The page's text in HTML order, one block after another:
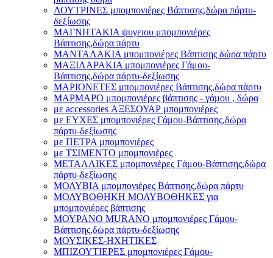
ΛΟΥΤΡΙΝΕΣ μπομπονιέρες Βάπτισης,δώρα πάρτυ-
δεξίωσης
ΜΑΓΝΗΤΑΚΙΑ ψυγειου μπομπονιέρες
Βάπτισης,δώρα πάρτυ
ΜΑΝΤΑΛΑΚΙΑ μπομπονιέρες Βάπτισης δώρα πάρτυ
ΜΑΞΙΛΑΡΑΚΙΑ μπομπονιέρες Γάμου-
Βάπτισης,δώρα πάρτυ-δεξίωσης
ΜΑΡΙΟΝΕΤΕΣ μπομπονιέρες Βάπτισης,δώρα πάρτυ
ΜΑΡΜΑΡΟ μπομπονιέρες βάπτισης - γάμου , δώρα
με accessories ΑΞΕΣΟΥΑΡ μπομπονιέρες
με ΕΥΧΕΣ μπομπονιέρες Γάμου-Βάπτισης,δώρα
πάρτυ-δεξίωσης
με ΠΕΤΡΑ μπομπονιέρες
με ΤΣΙΜΕΝΤΟ μπομπονιέρες
ΜΕΤΑΛΛΙΚΕΣ μπομπονιέρες Γάμου-Βάπτισης,δώρα
πάρτυ-δεξίωσης
ΜΟΛΥΒΙΑ μπομπονιέρες Βάπτισης,δώρα πάρτυ
ΜΟΛΥΒΟΘΗΚΗ ΜΟΛΥΒΟΘΗΚΕΣ για
μπομπονιέρες βάπτισης
ΜΟΥΡΑΝΟ MURANO μπομπονιέρες Γάμου-
Βάπτισης,δώρα πάρτυ-δεξίωσης
ΜΟΥΣΙΚΕΣ-ΗΧΗΤΙΚΕΣ
ΜΠΙΖΟΥΤΙΕΡΕΣ μπομπονιέρες Γάμου-